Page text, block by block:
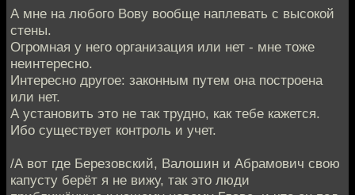
А мне на любого Вову вообще наплевать с высокой
стены.
Огромная у него организация или нет - мне тоже
неинтересно.
Интересно другое: законным путем она построена
или нет.
А установить это не так трудно, как тебе кажется.
Ибо существует контроль и учет.
/А вот где Березовский, Валошин и Абрамович свою
капусту берёт я не вижу, так это люди